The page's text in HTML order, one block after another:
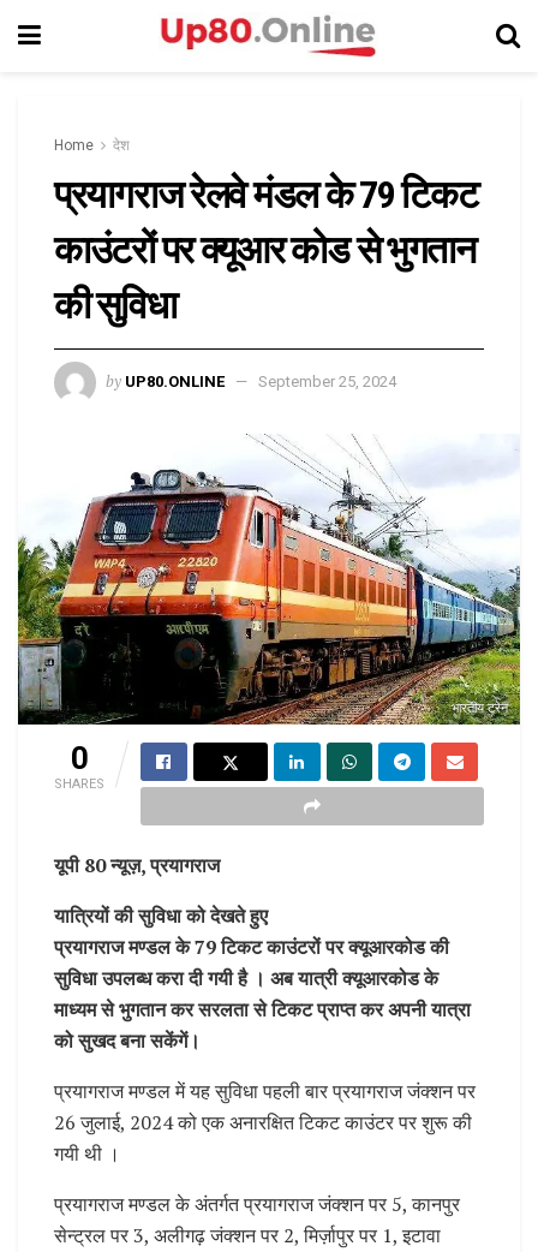
Home देश
प्रयागराज रेलवे मंडल के 79 टिकट
काउंटरों पर क्यूआर कोड से भुगतान
की सुविधा
by UP80.ONLINE September 25, 2024
भारतीय ट्रेन
0
SHARES
यूपी 80 न्यूज़, प्रयागराज
यात्रियों की सुविधा को देखते हुए
प्रयागराज मण्डल के 79 टिकट काउंटरों पर क्यूआरकोड की
सुविधा उपलब्ध करा दी गयी है । अब यात्री क्यूआरकोड के
माध्यम से भुगतान कर सरलता से टिकट प्राप्त कर अपनी यात्रा
को सुखद बना सकेंगें।
प्रयागराज मण्डल में यह सुविधा पहली बार प्रयागराज जंक्शन पर
26 जुलाई, 2024 को एक अनारक्षित टिकट काउंटर पर शुरू की
गयी थी ।
प्रयागराज मण्डल के अंतर्गत प्रयागराज जंक्शन पर 5, कानपुर
सेन्ट्रल पर 3, अलीगढ़ जंक्शन पर 2, मिर्ज़ापुर पर 1, इटावा